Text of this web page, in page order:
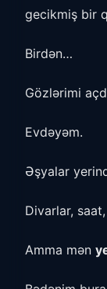
gecikmiş bir
Birdən…
Gözlərimi
Evdəyəm.
Əşyalar
Divarlar,
Amma mən